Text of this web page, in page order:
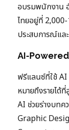
อบรมพนักงาน
ไทยอยู่ที่
ประสบการณ์แล
AI-
ฟรีแลนซ์ที่ใช้ AI
หมายถึงรายได้
AI ช่วยร่างบทค
Graphic